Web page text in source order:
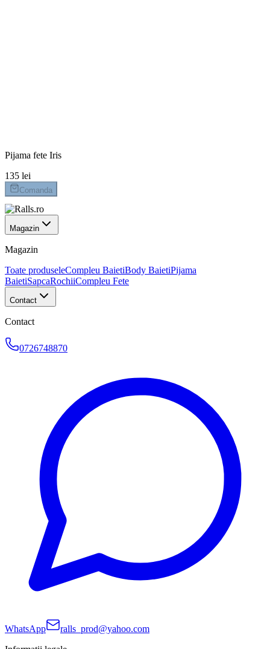
Pijama fete Iris
135 lei
Comanda
Magazin
Magazin
Toate produseleCompleu BaietiBody BaietiPijama
BaietiSapcaRochiiCompleu Fete
Contact
Contact
0726748870
WhatsApp
ralls_prod@yahoo.com